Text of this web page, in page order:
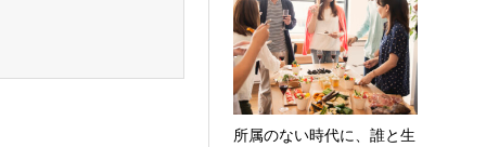
所属のない時代に、誰と生